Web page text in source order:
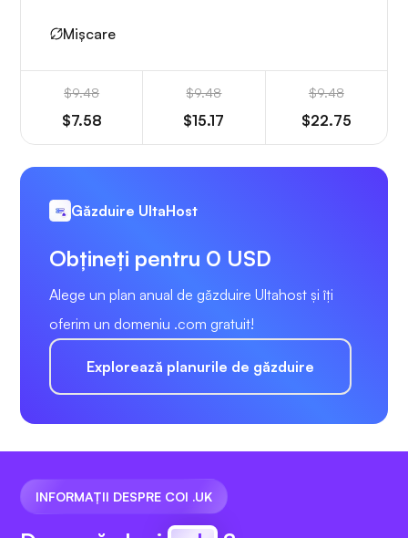
Mișcare
$9.48
$7.58
$9.48
$15.17
$9.48
$22.75
Găzduire UltaHost
Obțineți pentru 0 USD
Alege un plan anual de găzduire Ultahost și îți
oferim un domeniu .com gratuit!
Explorează planurile de găzduire
INFORMAȚII DESPRE COI .UK